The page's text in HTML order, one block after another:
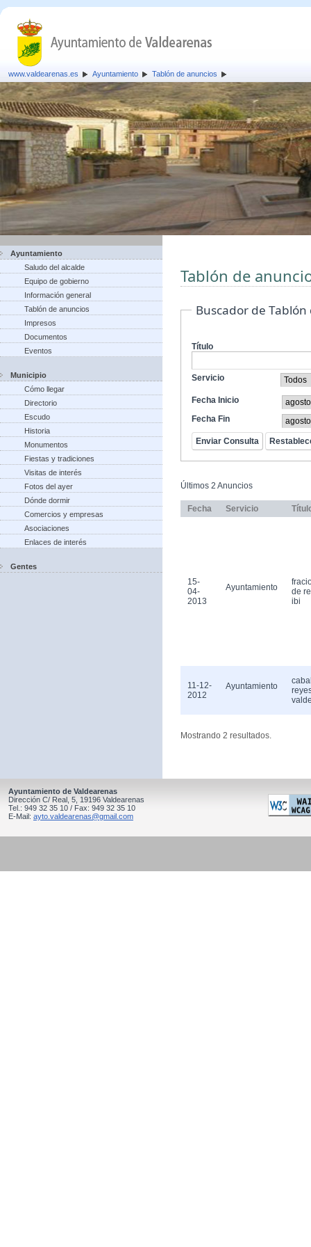
www.valdearenas.es Ayuntamiento Tablón de anuncios
Ayuntamiento
Saludo del alcalde
Equipo de gobierno
Información general
Tablón de anuncios
Impresos
Documentos
Eventos
Municipio
Cómo llegar
Directorio
Escudo
Historia
Monumentos
Fiestas y tradiciones
Visitas de interés
Fotos del ayer
Dónde dormir
Comercios y empresas
Asociaciones
Enlaces de interés
Gentes
Tablón de
Buscador de
Título
Servicio
Fecha Inicio
Fecha Fin
Últimos 2 Anuncios
Fecha Servicio
15-
04-
2013
Ayuntamiento
de
ibi
11-12-
2012
Ayuntamiento
Mostrando 2 resultados.
Ayuntamiento de Valdearenas
Dirección C/ Real, 5, 19196 Valdearenas
Tel.: 949 32 35 10 / Fax: 949 32 35 10
E-Mail: ayto.valdearenas@gmail.com